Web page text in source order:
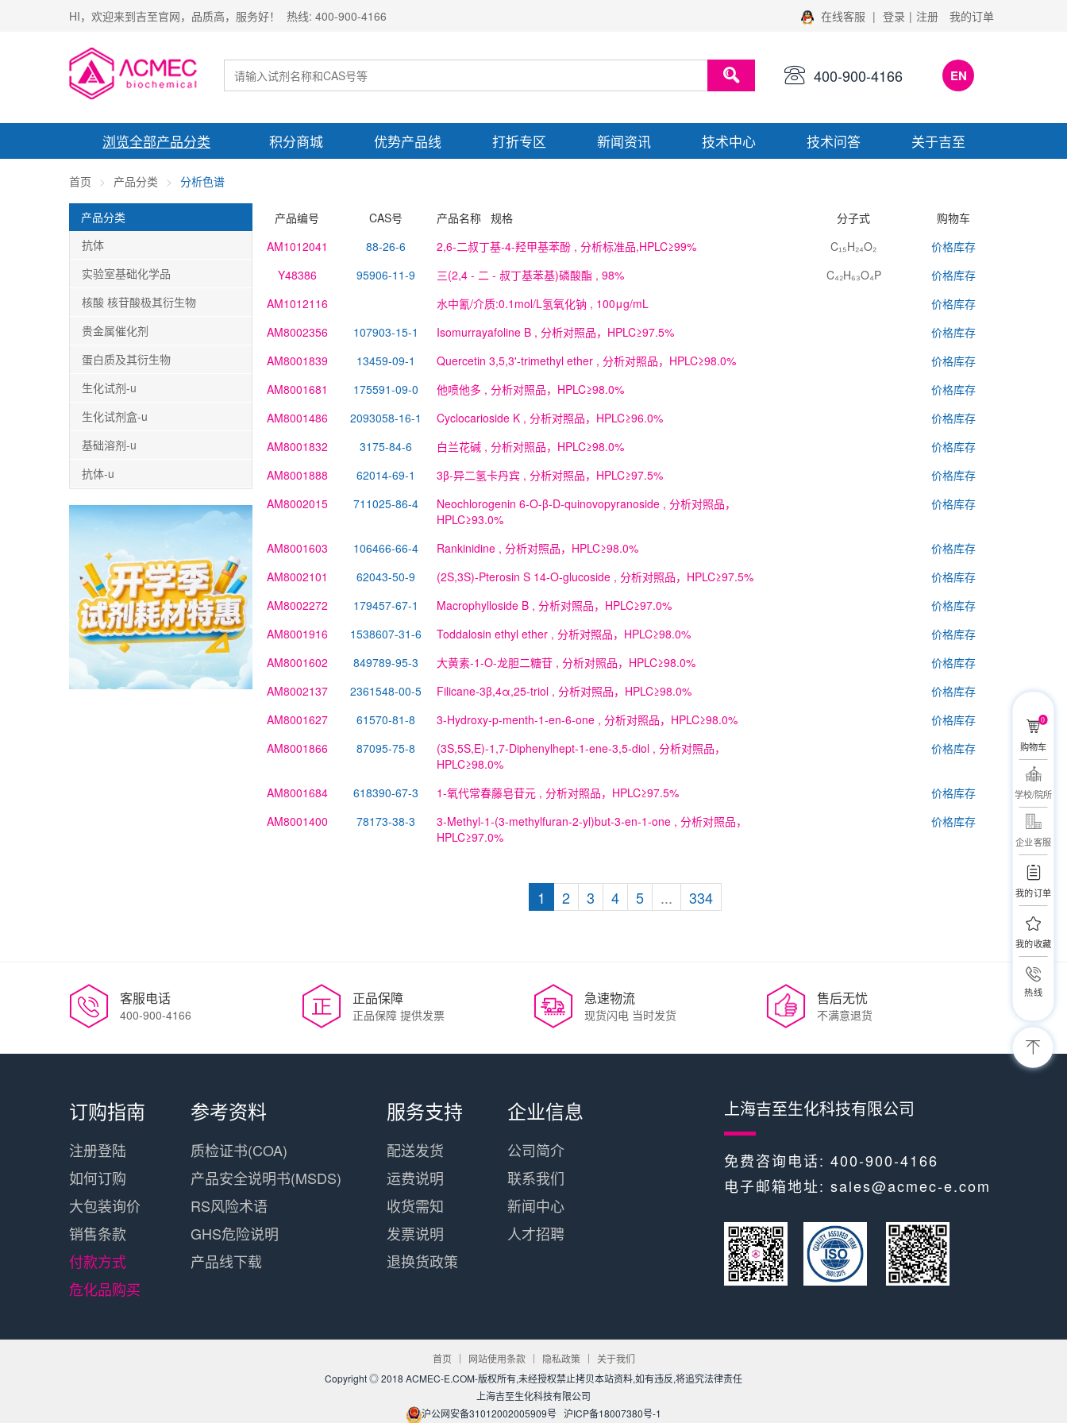
HI，欢迎来到吉至官网，品质高，服务好！ 热线: 400-900-4166 在线客服 | 登录 | 注册 我的订单
400-900-4166 EN
浏览全部产品分类 积分商城 优势产品线 打折专区 新闻资讯 技术中心 技术问答 关于吉至
首页 产品分类 分析色谱
产品分类
抗体
实验室基础化学品
核酸 核苷酸极其衍生物
贵金属催化剂
蛋白质及其衍生物
生化试剂-u
生化试剂盒-u
基础溶剂-u
抗体-u
产品编号 CAS号 产品名称 规格 分子式
购物车
AM1012041
88-26-6 2,6-二叔丁基-4-羟甲基苯酚 , 分析标准品,HPLC≥99% C₁₅H₂₄O₂
价格库存
Y48386
95906-11-9 三(2,4 - 二 - 叔丁基苯基)磷酸酯 , 98% C₄₂H₆₃O₄P
价格库存
AM1012116
水中氰/介质:0.1mol/L氢氧化钠 , 100μg/mL
价格库存
AM8002356
107903-15-1 Isomurrayafoline B , 分析对照品，HPLC≥97.5%
价格库存
AM8001839
13459-09-1 Quercetin 3,5,3'-trimethyl ether , 分析对照品，HPLC≥98.0%
价格库存
AM8001681
175591-09-0 他喷他多 , 分析对照品，HPLC≥98.0%
价格库存
AM8001486
2093058-16-1 Cyclocarioside K , 分析对照品，HPLC≥96.0%
价格库存
AM8001832
3175-84-6 白兰花碱 , 分析对照品，HPLC≥98.0%
价格库存
AM8001888
62014-69-1 3β-异二氢卡丹宾 , 分析对照品，HPLC≥97.5%
价格库存
AM8002015
711025-86-4 Neochlorogenin 6-O-β-D-quinovopyranoside , 分析对照品，
HPLC≥93.0%
价格库存
AM8001603 106466-66-4 Rankinidine , 分析对照品，HPLC≥98.0%
价格库存
AM8002101
62043-50-9 (2S,3S)-Pterosin S 14-O-glucoside , 分析对照品，HPLC≥97.5%
价格库存
AM8002272
179457-67-1 Macrophylloside B , 分析对照品，HPLC≥97.0%
价格库存
AM8001916
1538607-31-6 Toddalosin ethyl ether , 分析对照品，HPLC≥98.0%
价格库存
AM8001602
849789-95-3 大黄素-1-O-龙胆二糖苷 , 分析对照品，HPLC≥98.0%
价格库存
AM8002137
2361548-00-5 Filicane-3β,4α,25-triol , 分析对照品，HPLC≥98.0%
价格库存
AM8001627
61570-81-8 3-Hydroxy-p-menth-1-en-6-one , 分析对照品，HPLC≥98.0%
价格库存
AM8001866
87095-75-8 (3S,5S,E)-1,7-Diphenylhept-1-ene-3,5-diol , 分析对照品，
HPLC≥98.0%
价格库存
AM8001684 618390-67-3 1-氧代常春藤皂苷元 , 分析对照品，HPLC≥97.5%
价格库存
AM8001400
78173-38-3 3-Methyl-1-(3-methylfuran-2-yl)but-3-en-1-one , 分析对照品，
HPLC≥97.0%
价格库存
1 2 3 4 5 ... 334
客服电话
400-900-4166
正品保障
正品保障 提供发票
急速物流
现货闪电 当时发货
售后无忧
不满意退货
订购指南
注册登陆
如何订购
大包装询价
销售条款
付款方式
危化品购买
参考资料
质检证书(COA)
产品安全说明书(MSDS)
RS风险术语
GHS危险说明
产品线下载
服务支持
配送发货
运费说明
收货需知
发票说明
退换货政策
企业信息
公司简介
联系我们
新闻中心
人才招聘
上海吉至生化科技有限公司
免费咨询电话: 400-900-4166
电子邮箱地址: sales@acmec-e.com
首页 网站使用条款 隐私政策
关于我们
​Copyright ◎ 2018 ACMEC-E.COM-版权所有,未经授权禁止拷贝本站资料,如有违反,将追究法律责任
上海吉至生化科技有限公司
沪公网安备31012002005909号 沪ICP备18007380号-1
0
购物车
学校/院所
企业客服
我的订单
我的收藏
热线